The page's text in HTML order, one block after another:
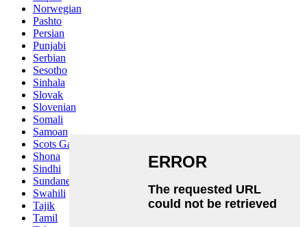
Norwegian
Pashto
Persian
Punjabi
Serbian
Sesotho
Sinhala
Slovak
Slovenian
Somali
Samoan
Scots Gaelic
Shona
Sindhi
Sundanese
Swahili
Tajik
Tamil